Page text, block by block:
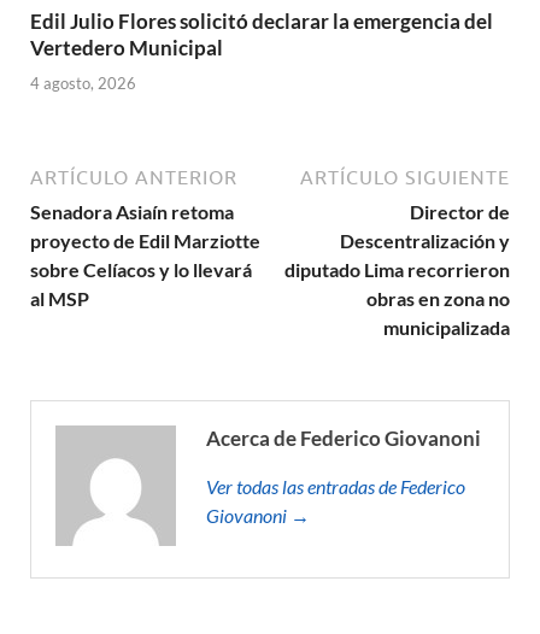
Edil Julio Flores solicitó declarar la emergencia del
Vertedero Municipal
4 agosto, 2026
ARTÍCULO ANTERIOR
Senadora Asiaín retoma
proyecto de Edil Marziotte
sobre Celíacos y lo llevará
al MSP
ARTÍCULO SIGUIENTE
Director de
Descentralización y
diputado Lima recorrieron
obras en zona no
municipalizada
Acerca de Federico Giovanoni
Ver todas las entradas de Federico
Giovanoni →